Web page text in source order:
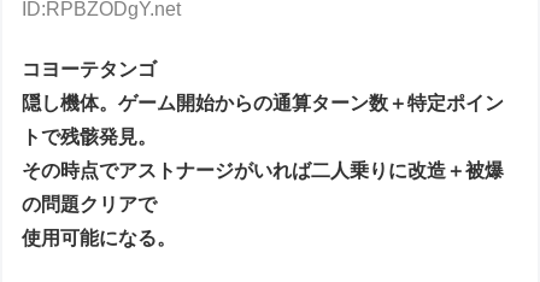
ID:RPBZODgY.net
コヨーテタンゴ
隠し機体。ゲーム開始からの通算ターン数＋特定ポイン
トで残骸発見。
その時点でアストナージがいれば二人乗りに改造＋被爆
の問題クリアで
使用可能になる。